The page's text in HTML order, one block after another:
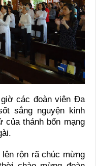
các đoàn viên Đa
sắng nguyện kinh
của thánh bổn mạng
lên rộn rã chúc mừng